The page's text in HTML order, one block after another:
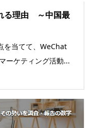
る理由 ～中国最
を当てて、WeChat
ーケティング活動...